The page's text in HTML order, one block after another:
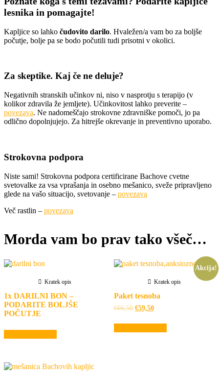
lesnika in pomagajte!
Kapljice so lahko čudovito darilo. Hvaležen/a vam bo za boljše
počutje, bolje pa se bodo počutili tudi prisotni v okolici.
Za skeptike. Kaj če ne deluje?
Negativnih stranskih učinkov ni, niso v nasprotju s terapijo (v
kolikor zdravila že jemljete). Učinkovitost lahko preverite –
povezava. Ne nadomeščajo strokovne zdravniške pomoči, jo pa
odlično dopolnjujejo. Za hitrejše okrevanje in preventivno uporabo.
Strokovna podpora
Niste sami! Strokovna podpora certificirane Bachove cvetne
svetovalke za vsa vprašanja in osebno mešanico, sveže pripravljeno
glede na vašo situacijo, svetovanje – povezava
Več rastlin – povezava
Morda vam bo prav tako všeč…
Kratek opis
1x DARILNI BON –
PODARITE BOLJŠE
POČUTJE
Akcija!
Kratek opis
Paket tesnoba
€66,50 Izvirna
je
bila:
€59,50Trenutna
je:
€59,50.